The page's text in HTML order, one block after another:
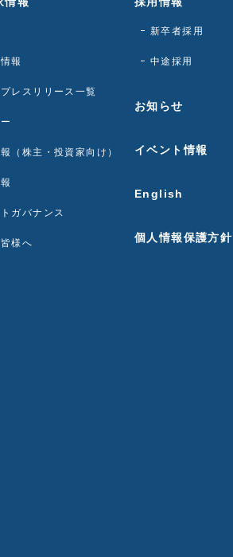
報
レスリリース一覧
（株主・投資家向け）
ガバナンス
様へ
新卒者採用
中途採用
お知らせ
イベント情報
English
個人情報保護方針